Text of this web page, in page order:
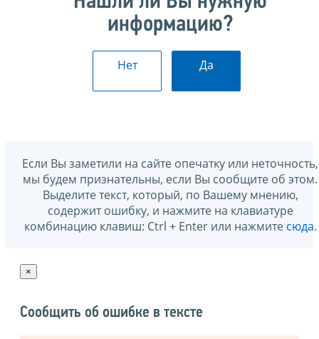
информацию?
Нет Да
Если Вы заметили на сайте опечатку или неточность,
мы будем признательны, если Вы сообщите об этом.
Выделите текст, который, по Вашему мнению,
содержит ошибку, и нажмите на клавиатуре
комбинацию клавиш: Ctrl + Enter или нажмите сюда.
×
Сообщить об ошибке в тексте